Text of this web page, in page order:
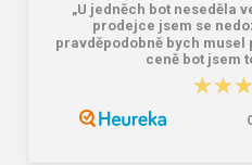
„U jedněch bot neseděla
prodejce jsem se
pravděpodobně bych
ceně bot jsem